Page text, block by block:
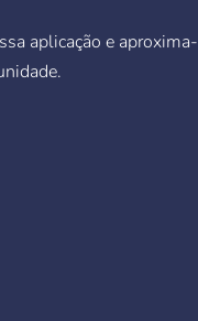
aplicação e aproxima-